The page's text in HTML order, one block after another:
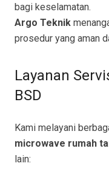
bagi keselamatan.
Argo Teknik
prosedur yang aman
Layanan
BSD
Kami melayani
microwave rumah
lain: